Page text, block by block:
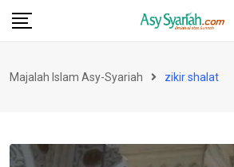
Skip
Majalah Islam Asy-Syariah zikir shalat